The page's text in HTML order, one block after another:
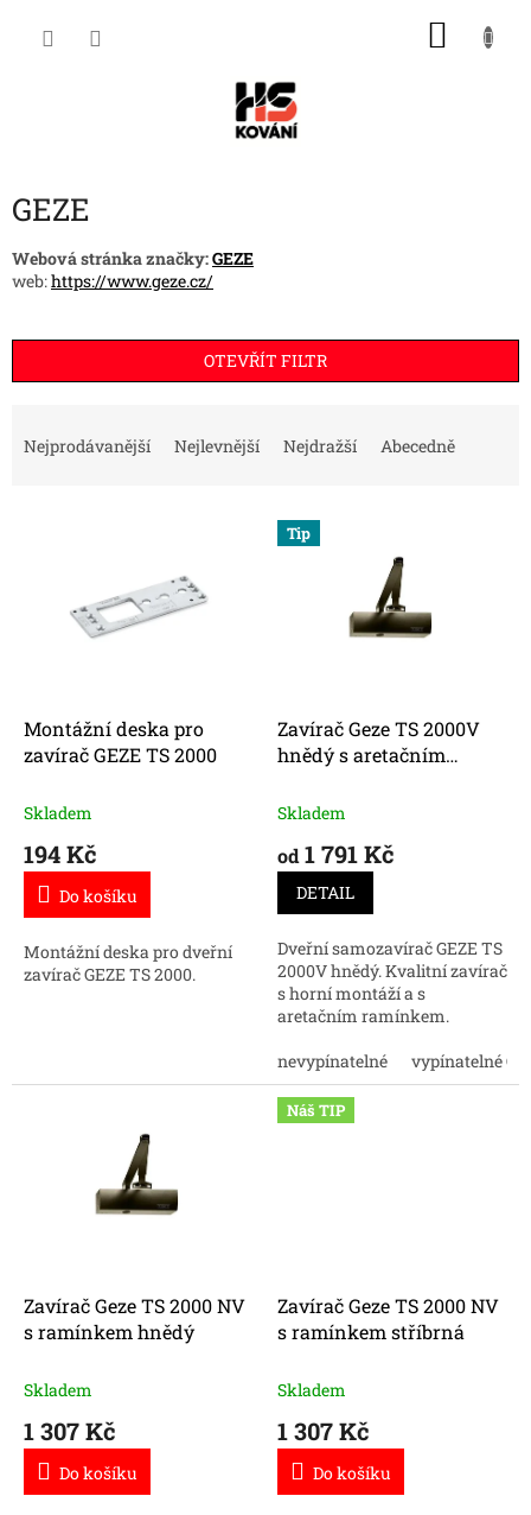
GEZE
Webová stránka značky:GEZE
web:https://www.geze.cz/
OTEVŘÍT FILTR
ů
Nejprodávanější Nejlevnější Nejdražší Abecedně
d
u
Montážní deska pro
zavírač GEZE TS 2000
Skladem
194 Kč
Do košíku
Montážní deska pro dveřní
zavírač GEZE TS 2000.
Tip
Zavírač Geze TS 2000V
hnědý s aretačním
Skladem
od 1 791 Kč
DETAIL
Dveřní samozavírač GEZE TS
2000V hnědý. Kvalitní zavírač
s horní montáží a s
aretačním ramínkem.
cenu.
nevypínatelné vypínatelné
Zavírač Geze TS 2000 NV
s ramínkem hnědý
Skladem
1 307 Kč
Do košíku
Náš TIP
Zavírač Geze TS 2000 NV
s ramínkem stříbrná
Skladem
1 307 Kč
Do košíku